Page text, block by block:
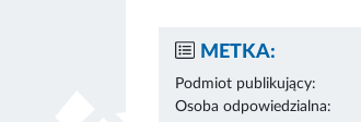
METKA:
Podmiot publikujący:
Osoba odpowiedzialna: